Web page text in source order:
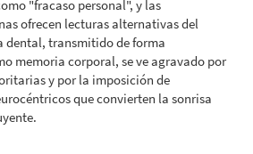
"fracaso personal", y las
ofrecen lecturas alternativas del
dental, transmitido de forma
memoria corporal, se ve agravado por
y por la imposición de
que convierten la sonrisa